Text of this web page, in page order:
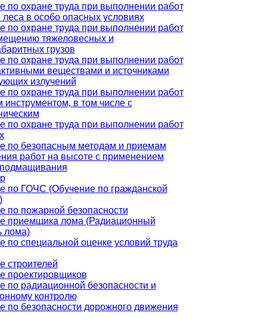
по охране труда при выполнении работ
леса в особо опасных условиях
по охране труда при выполнении работ
тяжеловесных и
грузов
по охране труда при выполнении работ
веществами и источниками
излучений
по охране труда при выполнении работ
инструментом, в том числе с
по охране труда при выполнении работ
по безопасным методам и приемам
работ на высоте с применением
по ГОЧС (Обучение по гражданской
по пожарной безопасности
приемщика лома (Радиационный
лома)
по специальной оценке условий труда
строителей
проектировщиков
по радиационной безопасности и
контролю
по безопасности дорожного движения